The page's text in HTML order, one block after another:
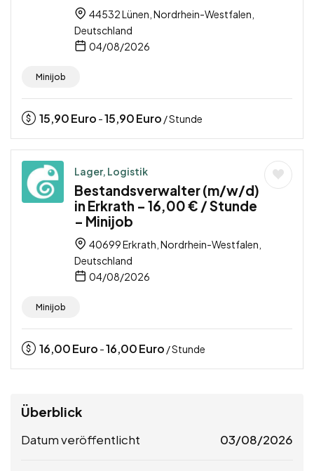
44532 Lünen, Nordrhein-Westfalen,
Deutschland
04/08/2026
Minijob
15,90Euro -15,90Euro / Stunde
Lager, Logistik
Bestandsverwalter (m/w/d)
in Erkrath – 16,00 € / Stunde
– Minijob
40699 Erkrath, Nordrhein-Westfalen,
Deutschland
04/08/2026
Minijob
16,00Euro -16,00Euro / Stunde
Überblick
Datum veröffentlicht 03/08/2026